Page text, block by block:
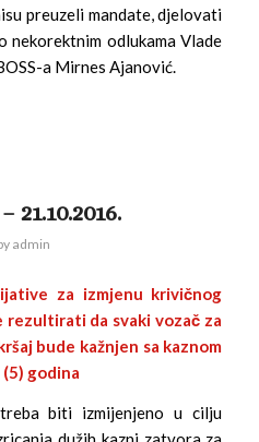
preuzeli mandate, djelovati
odlukama Vlade
a Mirnes Ajanović.
21.10.2016.
admin
za izmjenu krivičnog
rezultirati da svaki vozač za
bude kažnjen sa kaznom
godina
biti izmijenjeno u cilju